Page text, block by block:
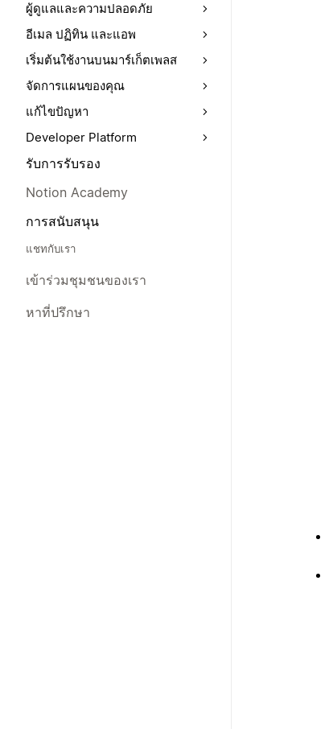
ผู้ดูแลและความปลอดภัย
อีเมล ปฏิทิน และแอพ
เริ่มต้นใช้งานบนมาร์เก็ตเพลส
จัดการแผนของคุณ
แก้ไขปัญหา
Developer Platform
รับการรับรอง
Notion Academy
การสนับสนุน
แชทกับเรา
เข้าร่วมชุมชนของเรา
หาที่ปรึกษา